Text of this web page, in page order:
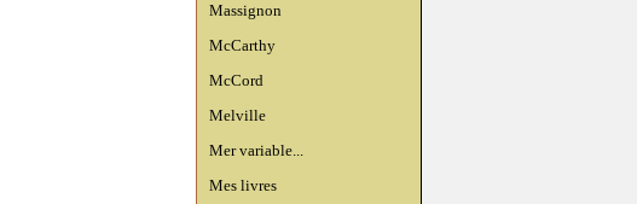
Massignon
McCarthy
McCord
Melville
Mer variable...
Mes livres